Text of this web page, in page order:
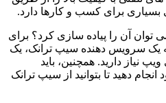
بسیاری برای کسب و کارها دارد.
توان آن را پیاده سازی کرد؟ برای
یک سرویس دهنده سیپ ترانک، یک
نیاز دارید. همچنین، باید
دهید تا بتوانید از سیپ ترانک